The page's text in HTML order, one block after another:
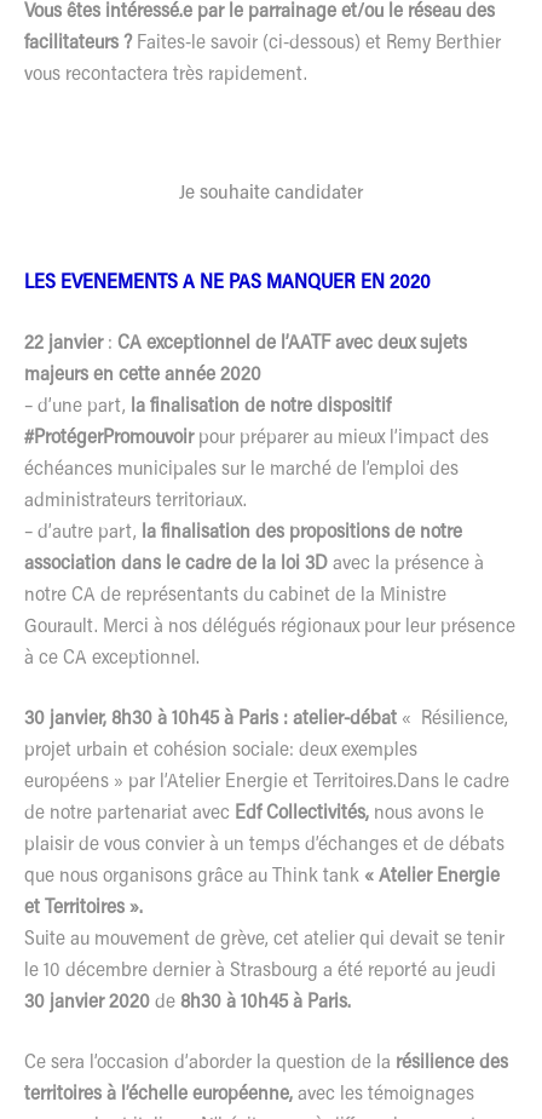
Vous êtes intéressé.e par le parrainage et/ou le réseau des
facilitateurs ? Faites-le savoir (ci-dessous) et Remy Berthier
vous recontactera très rapidement.
Je souhaite candidater
LES EVENEMENTS A NE PAS MANQUER EN 2020
22 janvier: CA exceptionnel de l’AATF avec deux sujets
majeurs en cette année 2020
– d’une part, la finalisation de notre dispositif
#ProtégerPromouvoir pour préparer au mieux l’impact des
échéances municipales sur le marché de l’emploi des
administrateurs territoriaux.
– d’autre part, la finalisation des propositions de notre
association dans le cadre de la loi 3D avec la présence à
notre CA de représentants du cabinet de la Ministre
Gourault. Merci à nos délégués régionaux pour leur présence
à ce CA exceptionnel.
30 janvier, 8h30 à 10h45 à Paris : atelier-débat « Résilience,
projet urbain et cohésion sociale: deux exemples
européens » par l’Atelier Energie et Territoires.Dans le cadre
de notre partenariat avec Edf Collectivités, nous avons le
plaisir de vous convier à un temps d’échanges et de débats
que nous organisons grâce au Think tank « Atelier Energie
et Territoires ».
Suite au mouvement de grève, cet atelier qui devait se tenir
le 10 décembre dernier à Strasbourg a été reporté au jeudi
30 janvier 2020 de 8h30 à 10h45 à Paris.
Ce sera l’occasion d’aborder la question de la résilience des
territoires à l’échelle européenne, avec les témoignages